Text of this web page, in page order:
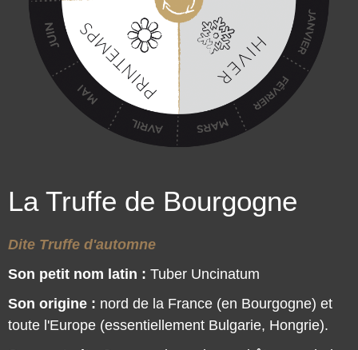
La Truffe de Bourgogne
toute l'Europe (essentiellement Bulgarie, Hongrie).